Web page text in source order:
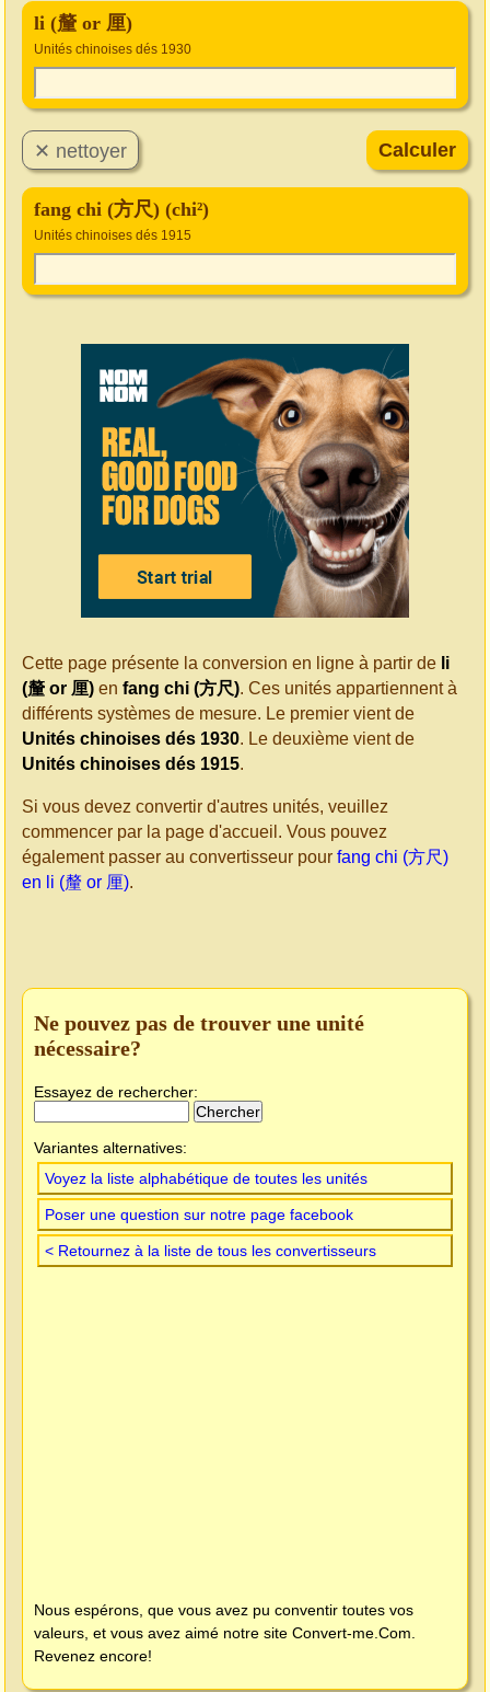
li (釐 or 厘)
Unités chinoises dés 1930
fang chi (方尺) (chi²)
Unités chinoises dés 1915
Cette page présente la conversion en ligne à partir de li
(釐 or 厘) en fang chi (方尺). Ces unités appartiennent à
différents systèmes de mesure. Le premier vient de
Unités chinoises dés 1930. Le deuxième vient de
Unités chinoises dés 1915.
Si vous devez convertir d'autres unités, veuillez
commencer par la page d'accueil. Vous pouvez
également passer au convertisseur pour fang chi (方尺)
en li (釐 or 厘).
Ne pouvez pas de trouver une unité
nécessaire?
Essayez de rechercher:
Variantes alternatives:
Voyez la liste alphabétique de toutes les unités
Poser une question sur notre page facebook
< Retournez à la liste de tous les convertisseurs
Nous espérons, que vous avez pu conventir toutes vos
valeurs, et vous avez aimé notre site Convert-me.Com
Revenez encore!